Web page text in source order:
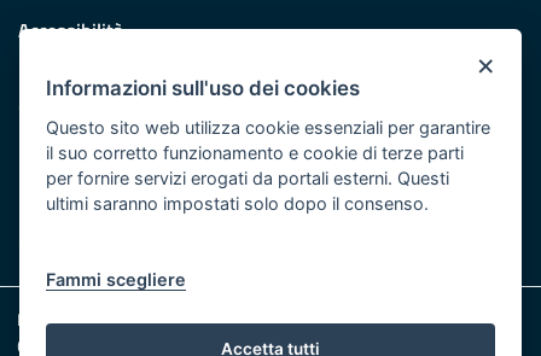
×
Informazioni sull'uso dei cookies
Questo sito web utilizza cookie essenziali per garantire
il suo corretto funzionamento e cookie di terze parti
per fornire servizi erogati da portali esterni. Questi
ultimi saranno impostati solo dopo il consenso.
Fammi scegliere
Accetta tutti
Accessibilità
Redazione
Responsabili pubblicazione
Note legali
Cookie e Privacy